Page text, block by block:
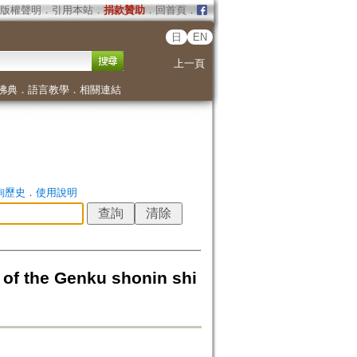
版權聲明 ． 引用本站． 捐款贊助．回首頁．
日 EN
上一頁
典． 語言教學． 相關連結
歷史 ． 使用說明
of the Genku shonin shi